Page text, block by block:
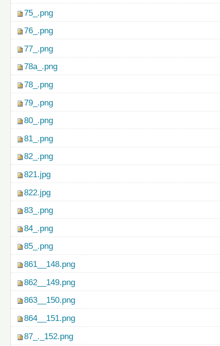
75_.png
76_.png
77_.png
78a_.png
78_.png
79_.png
80_.png
81_.png
82_.png
821.jpg
822.jpg
83_.png
84_.png
85_.png
861__148.png
862__149.png
863__150.png
864__151.png
87_._152.png